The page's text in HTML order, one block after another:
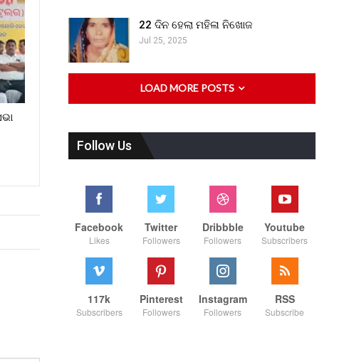
22 ଦିନ ହେଲା ମହିଳା ନିଖୋଜ
Jul 25, 2025
LOAD MORE POSTS
Follow Us
Facebook
Likes
Twitter
Followers
Dribbble
Followers
Youtube
Subscribers
117k
Subscribers
Pinterest
Followers
Instagram
Followers
RSS
Subscribe